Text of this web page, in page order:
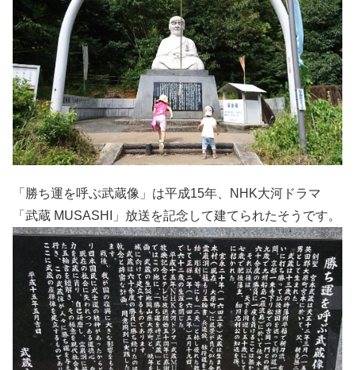
「勝ち運を呼ぶ武蔵像」は平成15年、NHK大河ドラマ
「武蔵 MUSASHI」放送を記念して建てられたそうです。